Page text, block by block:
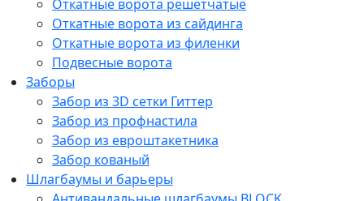
Откатные ворота решетчатые
Откатные ворота из сайдинга
Откатные ворота из филенки
Подвесные ворота
Заборы
Забор из 3D сетки Гиттер
Забор из профнастила
Забор из евроштакетника
Забор кованый
Шлагбаумы и барьеры